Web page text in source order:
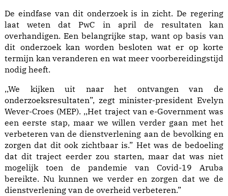
De eindfase van dit onderzoek is in zicht. De regering
laat weten dat PwC in april de resultaten kan
overhandigen. Een belangrijke stap, want op basis van
dit onderzoek kan worden besloten wat er op korte
termijn kan veranderen en wat meer voorbereidingstijd
nodig heeft.
,,We kijken uit naar het ontvangen van de
onderzoeksresultaten”, zegt minister-president Evelyn
Wever-Croes (MEP). ,,Het traject van e-Government was
een eerste stap, maar we willen verder gaan met het
verbeteren van de dienstverlening aan de bevolking en
zorgen dat dit ook zichtbaar is.” Het was de bedoeling
dat dit traject eerder zou starten, maar dat was niet
mogelijk toen de pandemie van Covid-19 Aruba
bereikte. Nu kunnen we verder en zorgen dat we de
dienstverlening van de overheid verbeteren.”